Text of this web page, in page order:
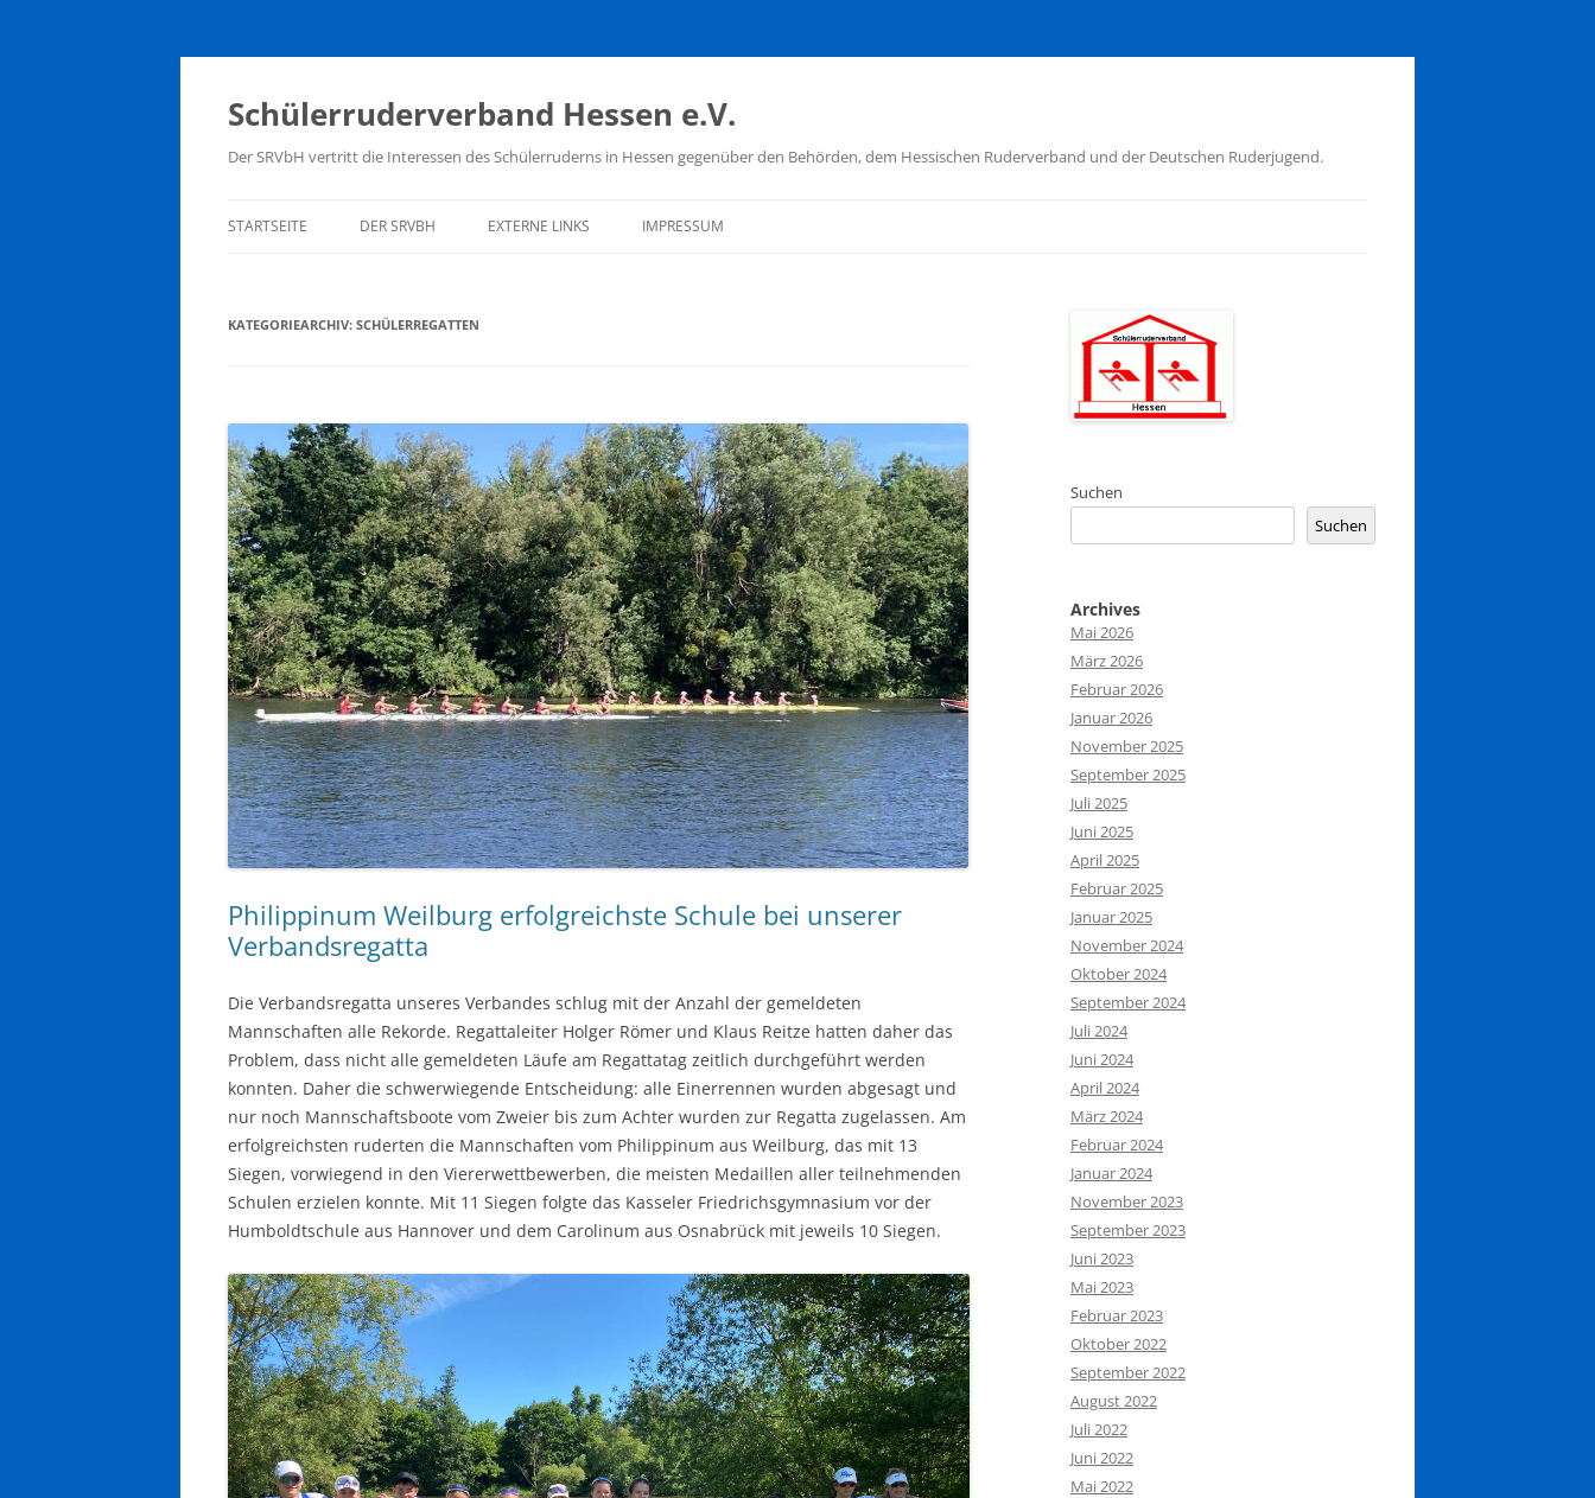
Zum
springen
Schülerruderverband Hessen e.V.
Der SRVbH vertritt die Interessen des Schülerruderns in Hessen gegenüber den Behörden, dem Hessischen Ruderverband und der Deutschen Ruderjugend.
STARTSEITE DER SRVBH
VORSTAND
SATZUNG
EXTERNE LINKS
HKM SCHULSPORT
IMPRESSUM
KATEGORIEARCHIV: SCHÜLERREGATTEN
Philippinum Weilburg erfolgreichste Schule bei unserer
Verbandsregatta
Die Verbandsregatta unseres Verbandes schlug mit der Anzahl der gemeldeten
Mannschaften alle Rekorde. Regattaleiter Holger Römer und Klaus Reitze hatten daher das
Problem, dass nicht alle gemeldeten Läufe am Regattatag zeitlich durchgeführt werden
konnten. Daher die schwerwiegende Entscheidung: alle Einerrennen wurden abgesagt und
nur noch Mannschaftsboote vom Zweier bis zum Achter wurden zur Regatta zugelassen. Am
erfolgreichsten ruderten die Mannschaften vom Philippinum aus Weilburg, das mit 13
Siegen, vorwiegend in den Viererwettbewerben, die meisten Medaillen aller teilnehmenden
Schulen erzielen konnte. Mit 11 Siegen folgte das Kasseler Friedrichsgymnasium vor der
Humboldtschule aus Hannover und dem Carolinum aus Osnabrück mit jeweils 10 Siegen.
Suchen
Suchen
Archives
Mai 2026
März 2026
Februar 2026
Januar 2026
November 2025
September 2025
Juli 2025
Juni 2025
April 2025
Februar 2025
Januar 2025
November 2024
Oktober 2024
September 2024
Juli 2024
Juni 2024
April 2024
März 2024
Februar 2024
Januar 2024
November 2023
September 2023
Juni 2023
Mai 2023
Februar 2023
Oktober 2022
September 2022
August 2022
Juli 2022
Juni 2022
Mai 2022